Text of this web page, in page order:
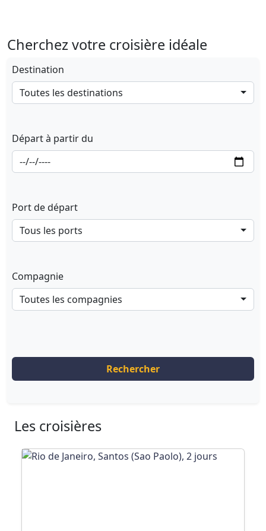
Cherchez votre croisière idéale
Destination
Toutes les destinations
Départ à partir du
Port de départ
Tous les ports
Compagnie
Toutes les compagnies
Rechercher
Les croisières